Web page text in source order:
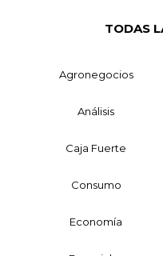
TODAS
Agronegocios
Análisis
Caja Fuerte
Consumo
Economía